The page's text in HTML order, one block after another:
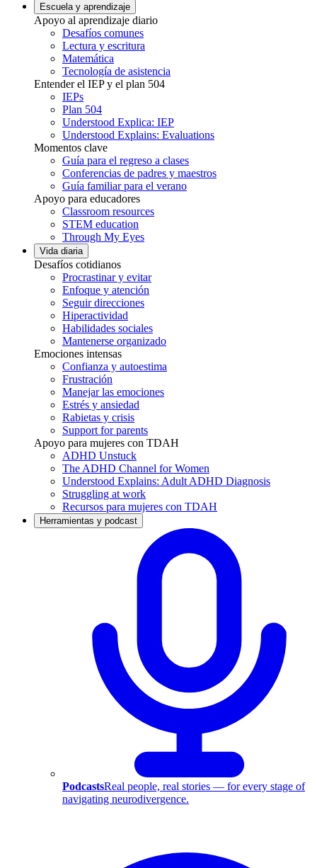
Escuela y aprendizaje
Apoyo al aprendizaje diario
Desafíos comunes
Lectura y escritura
Matemática
Tecnología de asistencia
Entender el IEP y el plan 504
IEPs
Plan 504
Understood Explica: IEP
Understood Explains: Evaluations
Momentos clave
Guía para el regreso a clases
Conferencias de padres y maestros
Guía familiar para el verano
Apoyo para educadores
Classroom resources
STEM education
Through My Eyes
Vida diaria
Desafíos cotidianos
Procrastinar y evitar
Enfoque y atención
Seguir direcciones
Hiperactividad
Habilidades sociales
Mantenerse organizado
Emociones intensas
Confianza y autoestima
Frustración
Manejar las emociones
Estrés y ansiedad
Rabietas y crisis
Support for parents
Apoyo para mujeres con TDAH
ADHD Unstuck
The ADHD Channel for Women
Understood Explains: Adult ADHD Diagnosis
Struggling at work
Recursos para mujeres con TDAH
Herramientas y podcast
PodcastsReal people, real stories — for every stage of
navigating neurodivergence.